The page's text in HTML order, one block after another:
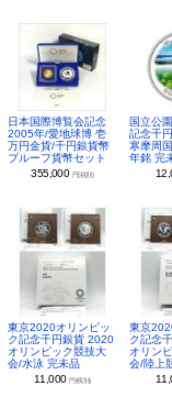
日本国際博覧会記念
2005年/愛地球博 壱
万円金貨/千円銀貨幣
プルーフ貨幣セット
355,000 円(税別)
国立公
記念千
寒摩周
年銘 完
東京2020オリンピッ
ク記念千円銀貨 2020
オリンピック競技大
会/水泳 完未品
11,000円(税別)
東京
ク記念
オリン
会/陸上